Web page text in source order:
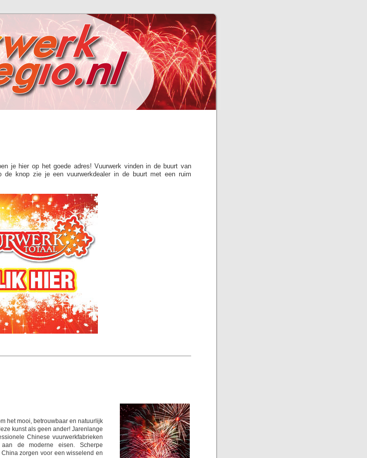
je hier op het goede adres! Vuurwerk vinden in de buurt van
knop zie je een vuurwerkdealer in de buurt met een ruim
het mooi, betrouwbaar en natuurlijk
kunst als geen ander! Jarenlange
Chinese vuurwerkfabrieken
de moderne eisen. Scherpe
zorgen voor een wisselend en